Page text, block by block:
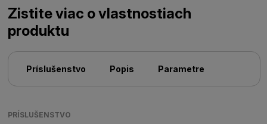
Zistite viac o vlastnostiach
produktu
Príslušenstvo Popis Parametre
PRÍSLUŠENSTVO